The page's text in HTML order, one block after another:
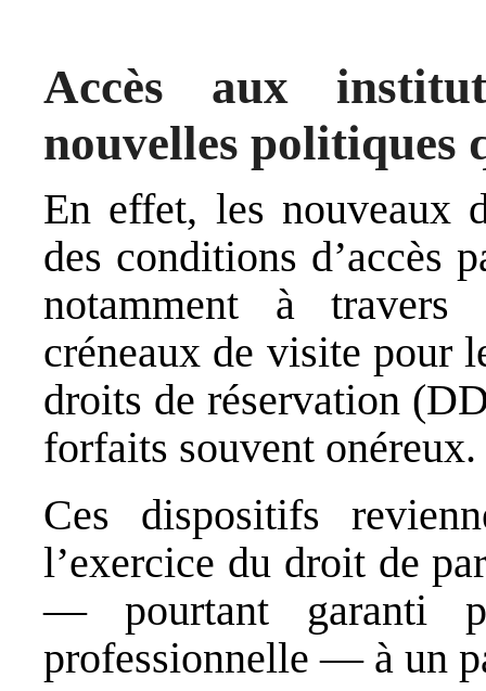
Accès aux
nouvelles politiques
En effet, les nouveaux
des conditions d’accès
notamment à travers
créneaux de visite pour
droits de réservation
forfaits souvent onéreux.
Ces dispositifs
l’exercice du droit de
— pourtant garanti
professionnelle — à un